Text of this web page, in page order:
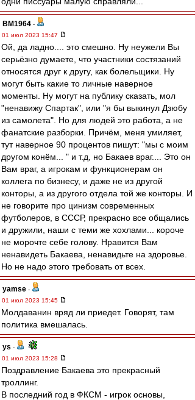
BM1964 -
01 июл 2023 15:47
Ой, да ладно.... это смешно. Ну неужели Вы
серьёзно думаете, что участники состязаний
относятся друг к другу, как болельщики. Ну
могут быть какие то личные наверное
моменты. Ну могут на публику сказать, мол
"ненавижу Спартак", или "я бы выкинул Дзюбу
из самолета". Но для людей это работа, а не
фанатские разборки. Причём, меня умиляет,
тут наверное 90 процентов пишут: "мы с моим
другом конём... " и т.д, но Бакаев враг.... Это он
Вам враг, а игрокам и функционерам он
коллега по бизнесу, и даже не из другой
конторы, а из другого отдела той же конторы. И
не говорите про цинизм современных
футболеров, в СССР, прекрасно все общались
и дружили, наши с теми же хохлами... короче
не морочте себе голову. Нравится Вам
ненавидеть Бакаева, ненавидьте на здоровье.
Но не надо этого требовать от всех.
yamse -
01 июл 2023 15:45
Молдаванин вряд ли приедет. Говорят, там
политика вмешалась.
ys -
01 июл 2023 15:28
Поздравление Бакаева это прекрасный
троллинг.
В последний год в ФКСМ - игрок основы,